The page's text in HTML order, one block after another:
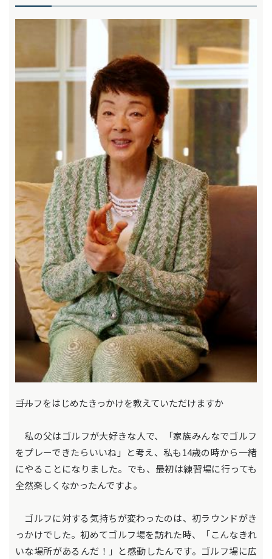
――ゴルフをはじめたきっかけを教えていただけますか
私の父はゴルフが大好きな人で、「家族みんなでゴルフ
をプレーできたらいいね」と考え、私も14歳の時から一緒
にやることになりました。でも、最初は練習場に行っても
全然楽しくなかったんですよ。
ゴルフに対する気持ちが変わったのは、初ラウンドがき
っかけでした。初めてゴルフ場を訪れた時、「こんなきれ
いな場所があるんだ！」と感動したんです。ゴルフ場に広